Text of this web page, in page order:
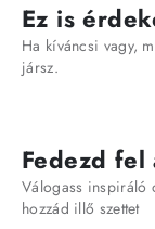
Ez is
Ha kíváncsi vagy,
jársz.
Fedezd fel
Válogass inspiráló
hozzád illő szettet